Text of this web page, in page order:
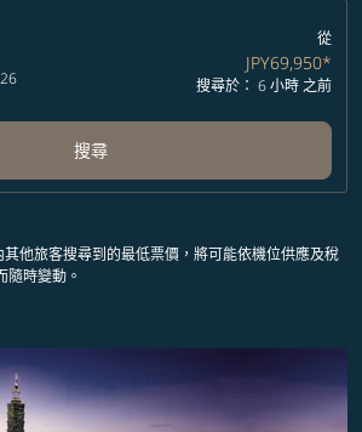
從
JPY69,950*
搜尋於： 6 小時 之前
搜尋
他旅客搜尋到的最低票價，將可能依機位供應及稅
隨時變動。